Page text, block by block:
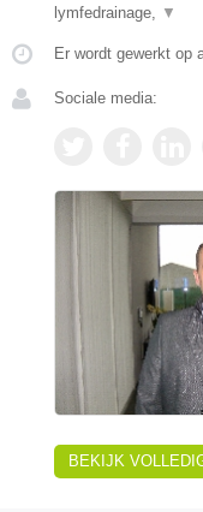
lymfedrainage, ▼
Er wordt gewerkt op
Sociale media:
BEKIJK